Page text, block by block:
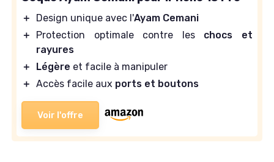
＋ Design unique avec l'Ayam Cemani
＋
Protection optimale contre les chocs et
rayures
＋
Légère et facile à manipuler
＋ Accès facile aux ports et boutons
Voir l'offre